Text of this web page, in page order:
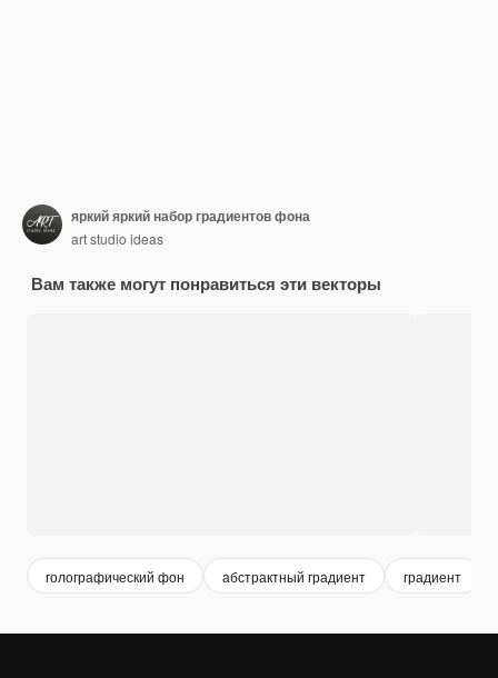
яркий яркий набор градиентов фона
art studio ideas
Вам также могут понравиться эти векторы
голографический фон абстрактный градиент градиент